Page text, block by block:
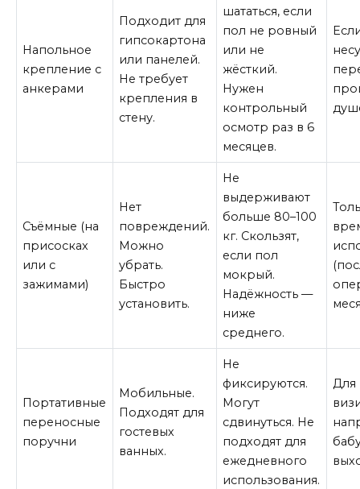
Напольное
крепление с
анкерами
Подходит для
гипсокартона
или панелей.
Не требует
крепления в
стену.
шататься, если
пол не ровный
или не
жёсткий.
Нужен
контрольный
осмотр раз в 6
месяцев.
Съёмные (на
присосках
или с
зажимами)
Нет
повреждений.
Можно
убрать.
Быстро
установить.
Не
выдерживают
больше 80–100
кг. Скользят,
если пол
мокрый.
Надёжность —
ниже
среднего.
Портативные
переносные
поручни
Мобильные.
Подходят для
гостевых
ванных.
Не
фиксируются.
Могут
сдвинуться. Не
подходят для
ежедневного
использования.
Для